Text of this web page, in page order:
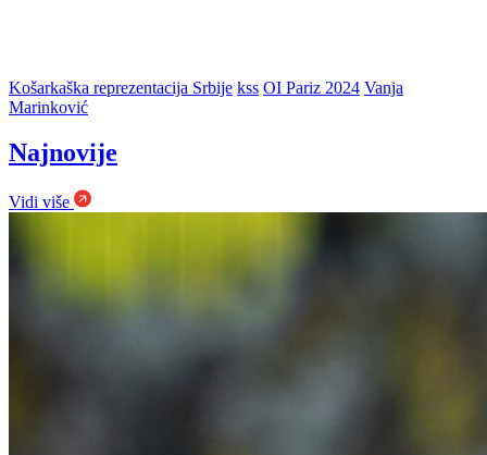
Košarkaška reprezentacija Srbije kss OI Pariz 2024 Vanja
Marinković
Najnovije
Vidi više